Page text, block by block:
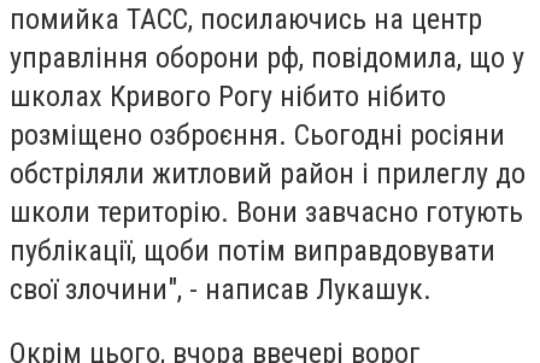
помийка ТАСС, посилаючись на центр
управління оборони рф, повідомила, що у
школах Кривого Рогу нібито нібито
розміщено озброєння. Сьогодні росіяни
обстріляли житловий район і прилеглу до
школи територію. Вони завчасно готують
публікації, щоби потім виправдовувати
свої злочини", - написав Лукашук.
Окрім цього, вчора ввечері ворог